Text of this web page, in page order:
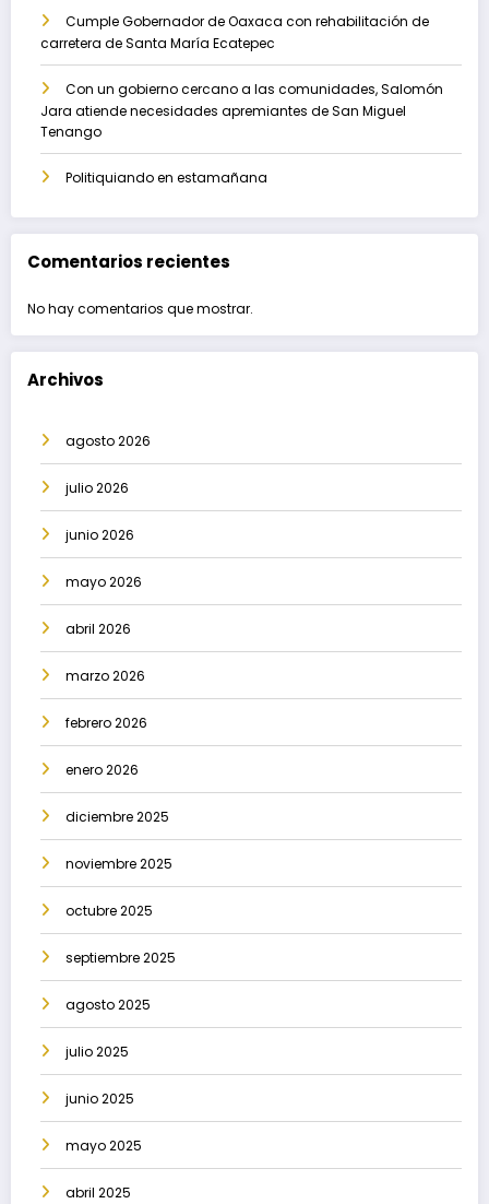
Cumple Gobernador de Oaxaca con rehabilitación de
carretera de Santa María Ecatepec
Con un gobierno cercano a las comunidades, Salomón
Jara atiende necesidades apremiantes de San Miguel
Tenango
Politiquiando en estamañana
Comentarios recientes
No hay comentarios que mostrar.
Archivos
agosto 2026
julio 2026
junio 2026
mayo 2026
abril 2026
marzo 2026
febrero 2026
enero 2026
diciembre 2025
noviembre 2025
octubre 2025
septiembre 2025
agosto 2025
julio 2025
junio 2025
mayo 2025
abril 2025